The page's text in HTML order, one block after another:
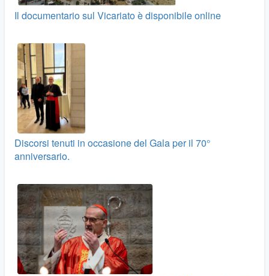
Il documentario sul Vicariato è disponibile online
Discorsi tenuti in occasione del Gala per il 70°
anniversario.